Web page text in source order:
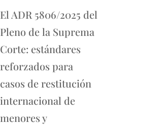
El ADR 5806/2025 del
Pleno de la Suprema
Corte: estándares
reforzados para
casos de restitución
internacional de
menores y